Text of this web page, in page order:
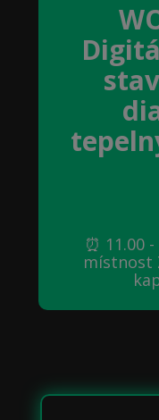
⏰ 11.00
místnost